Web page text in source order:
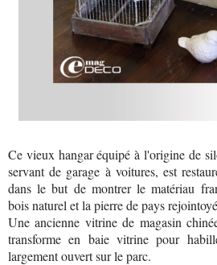
Ce vieux hangar équipé à l'origine de
servant de garage à voitures, est
dans le but de montrer le matériau
bois naturel et la pierre de pays
Une ancienne vitrine de magasin
transforme en baie vitrine pour
largement ouvert sur le parc.